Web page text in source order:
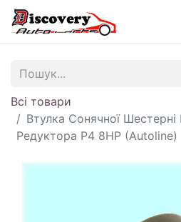
Всі товари
Втулка Сонячної
Редуктора P4 8HP (Autoline)